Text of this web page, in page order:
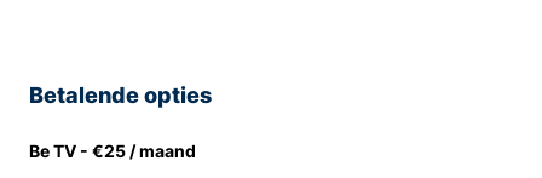
Betalende opties
Be TV - €25 / maand